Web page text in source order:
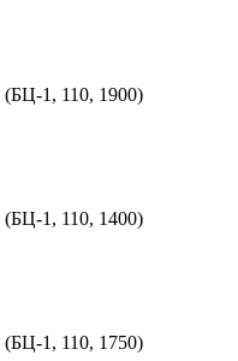
(БЦ-1, 110, 1900)
(БЦ-1, 110, 1400)
(БЦ-1, 110, 1750)